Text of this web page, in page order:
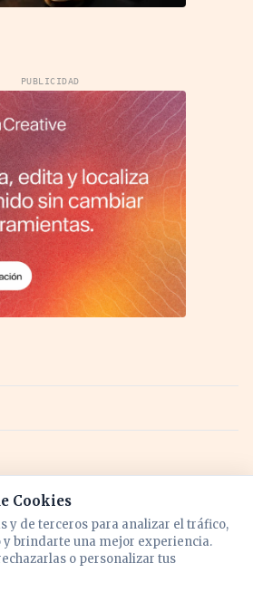
PUBLICIDAD
Cookies
y de terceros para analizar el tráfico,
brindarte una mejor experiencia.
o personalizar tus